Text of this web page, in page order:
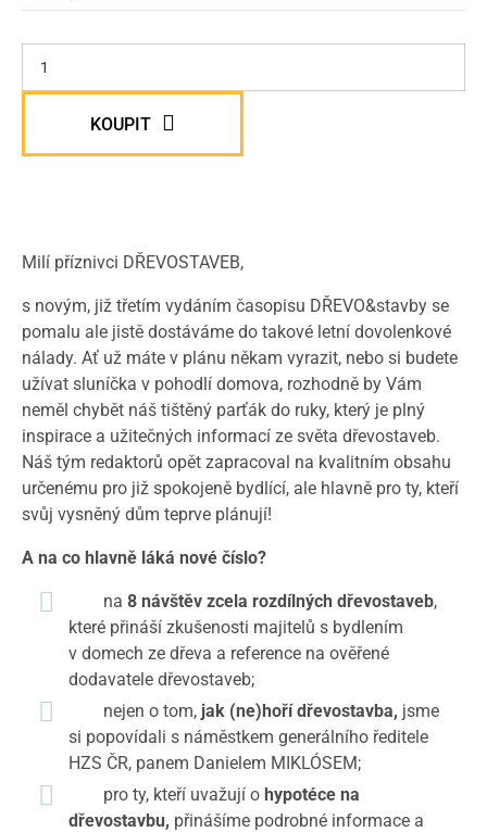
KOUPIT
Milí příznivci DŘEVOSTAVEB,
s novým, již třetím vydáním časopisu DŘEVO&stavby se
pomalu ale jistě dostáváme do takové letní dovolenkové
nálady. Ať už máte v plánu někam vyrazit, nebo si budete
užívat sluníčka v pohodlí domova, rozhodně by Vám
neměl chybět náš tištěný parťák do ruky, který je plný
inspirace a užitečných informací ze světa dřevostaveb.
Náš tým redaktorů opět zapracoval na kvalitním obsahu
určenému pro již spokojeně bydlící, ale hlavně pro ty, kteří
svůj vysněný dům teprve plánují!
A na co hlavně láká nové číslo?
na 8 návštěv zcela rozdílných dřevostaveb,
které přináší zkušenosti majitelů s bydlením
v domech ze dřeva a reference na ověřené
dodavatele dřevostaveb;
nejen o tom, jak (ne)hoří dřevostavba, jsme
si popovídali s náměstkem generálního ředitele
HZS ČR, panem Danielem MIKLÓSEM;
pro ty, kteří uvažují o hypotéce na
dřevostavbu, přinášíme podrobné informace a